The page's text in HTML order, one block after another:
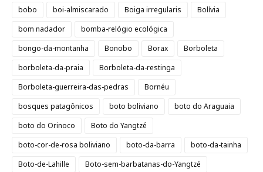
bobo
boi-almiscarado Boiga irregularis
Bolívia
bom nadador
bomba-relógio ecológica
bongo-da-montanha
Bonobo Borax
Borboleta
borboleta-da-praia
Borboleta-da-restinga
Borboleta-guerreira-das-pedras
Bornéu
bosques patagônicos
boto boliviano
boto do Araguaia
boto do Orinoco
Boto do Yangtzé
boto-cor-de-rosa boliviano
boto-da-barra
boto-da-tainha
Boto-de-Lahille
Boto-sem-barbatanas-do-Yangtzé